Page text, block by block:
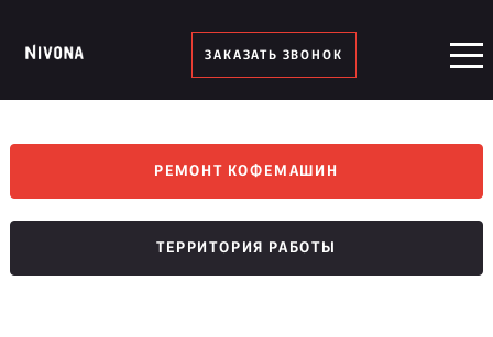
ЗАКАЗАТЬ ЗВОНОК
РЕМОНТ КОФЕМАШИН
ТЕРРИТОРИЯ РАБОТЫ